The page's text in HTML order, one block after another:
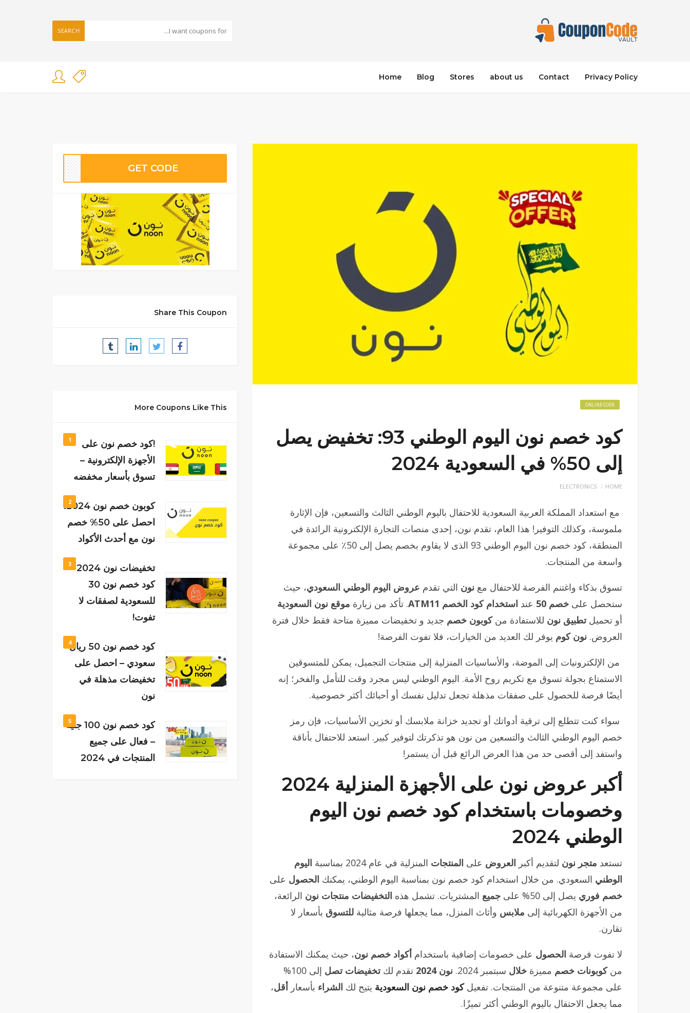
SEARCH
Home Blog Stores about us Contact Privacy Policy
ONLINE CODE
كود خصم نون اليوم الوطني 93: تخفيض يصل
إلى 50% في السعودية 2024
HOME
ELECTRONICS
مع استعداد المملكة العربية السعودية للاحتفال باليوم الوطني الثالث والتسعين، فإن الإثارة
ملموسة، وكذلك التوفير! هذا العام، تقدم نون، إحدى منصات التجارة الإلكترونية الرائدة في
المنطقة، كود خصم نون اليوم الوطني 93 الذى لا يقاوم بخصم يصل إلى 50٪ على مجموعة
واسعة من المنتجات.
تسوق بذكاء واغتنم الفرصة للاحتفال مع نون التي تقدم عروض اليوم الوطني السعودي، حيث
ستحصل على خصم 50 عند استخدام كود الخصم ATM11 . تأكد من زيارة موقع نون السعودية
أو تحميلتطبيق نون للاستفادة منكوبون خصم جديد و تخفيضات مميزة متاحة فقط خلال فترة
العروض. نون كوم يوفر لك العديد من الخيارات، فلا تفوت الفرصة!
من الإلكترونيات إلى الموضة، والأساسيات المنزلية إلى منتجات التجميل، يمكن للمتسوقين
الاستمتاع بجولة تسوق مع تكريم روح الأمة. اليوم الوطني ليس مجرد وقت للتأمل والفخر؛ إنه
أيضًا فرصة للحصول على صفقات مذهلة تجعل تدليل نفسك أو أحبائك أكثر خصوصية.
سواء كنت تتطلع إلى ترقية أدواتك أو تجديد خزانة ملابسك أو تخزين الأساسيات، فإن رمز
خصم اليوم الوطني الثالث والتسعين من نون هو تذكرتك لتوفير كبير. استعد للاحتفال بأناقة
واستفد إلى أقصى حد من هذا العرض الرائع قبل أن يستمر!
أكبر عروض نون على الأجهزة المنزلية 2024
وخصومات باستخدام كود خصم نون اليوم
الوطني 2024
تستعد متجر نون لتقديم أكبر العروض على المنتجات المنزلية في عام 2024 بمناسبة
اليوم
الوطني السعودي. من خلال استخدام كود خصم نون بمناسبة اليوم الوطني، يمكنك الحصول على
خصم فوري يصل إلى 50% على جميع المشتريات. تشمل هذه التخفيضات منتجات نون الرائعة،
من الأجهزة الكهربائية إلى ملابس وأثاث المنزل، مما يجعلها فرصة مثالية للتسوق بأسعار لا
تقارن.
لا تفوت فرصة الحصول على خصومات إضافية باستخدام أكواد خصم نون، حيث يمكنك الاستفادة
منكوبونات خصم مميزة خلال سبتمبر 2024. نون 2024 تقدم لكتخفيضات تصل
إلى 100%
على مجموعة متنوعة من المنتجات. تفعيلكود خصم نون السعودية يتيح لك الشراء بأسعار أقل،
مما يجعل الاحتفال باليوم الوطني أكثر تميزًا.
GET CODE
Share This Coupon
More Coupons Like This
1
!كود خصم نون على
الأجهزة الإلكترونية –
تسوق بأسعار مخفضه
2 كوبون خصم نون 2024:
احصل على 50% خصم
نون مع أحدث الأكواد
3تخفيضات نون 2024 –
كود خصم نون 30
للسعودية لصفقات لا
تفوت!
4كود خصم نون 50 ريال
سعودي – احصل على
تخفيضات مذهلة في
نون
5
كود خصم نون 100 جنيه
– فعال على جميع
المنتجات في 2024